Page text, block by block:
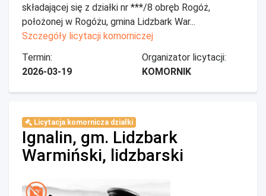
składającej się z działki nr ***/8 obręb Rogóż,
położonej w Rogóżu, gmina Lidzbark War...
Szczegóły licytacji komorniczej
Termin:
2026-03-19
Organizator licytacji:
KOMORNIK
Licytacja komornicza działki
Ignalin, gm. Lidzbark
Warmiński, lidzbarski